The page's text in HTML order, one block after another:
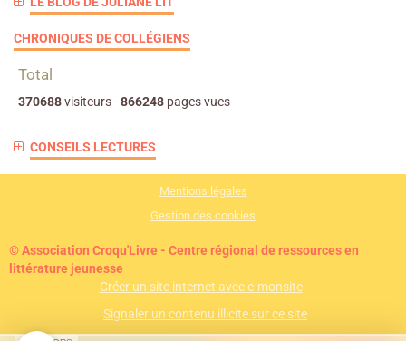
CHRONIQUES DE COLLÉGIENS
Total
370688visiteurs -866248 pages vues
CONSEILS LECTURES
Mentions légales
Gestion des cookies
© Association Croqu'Livre - Centre régional de ressources en
littérature jeunesse
Créer un site internet avec e-monsite
Signaler un contenu illicite sur ce site